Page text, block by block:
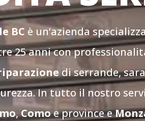
BC è un’azienda
25 anni con
di serrande,
In tutto il nostro
,Comoe province e